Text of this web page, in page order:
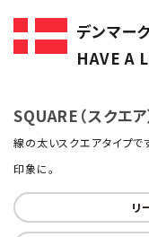
全商品から選ぶ
カテゴリーから選
ブランドから選ぶ
形から選ぶ
デンマーク
HAVE A
SQUARE（スクエア
線の太いスクエアタイプで
印象に。
リ